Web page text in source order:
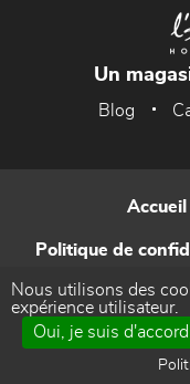
Un
Blog
Accueil
Politique de
Nous utilisons des
expérience utilisateur.
Oui, je suis d'accord